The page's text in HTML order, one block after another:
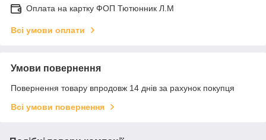
Оплата на картку ФОП Тютюнник Л.М
Всі умови оплати
Умови повернення
Повернення товару впродовж 14 днів за рахунок покупця
Всі умови повернення